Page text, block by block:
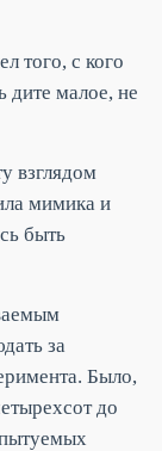
того, с кого
дите малое, не
взглядом
мимика и
быть
за
Было,
до